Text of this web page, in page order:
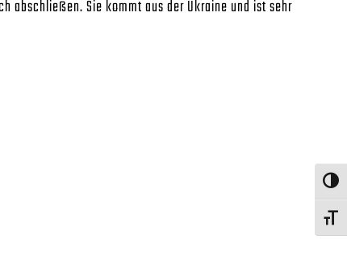
Schrift
abschließen. Sie kommt aus der Ukraine und ist sehr